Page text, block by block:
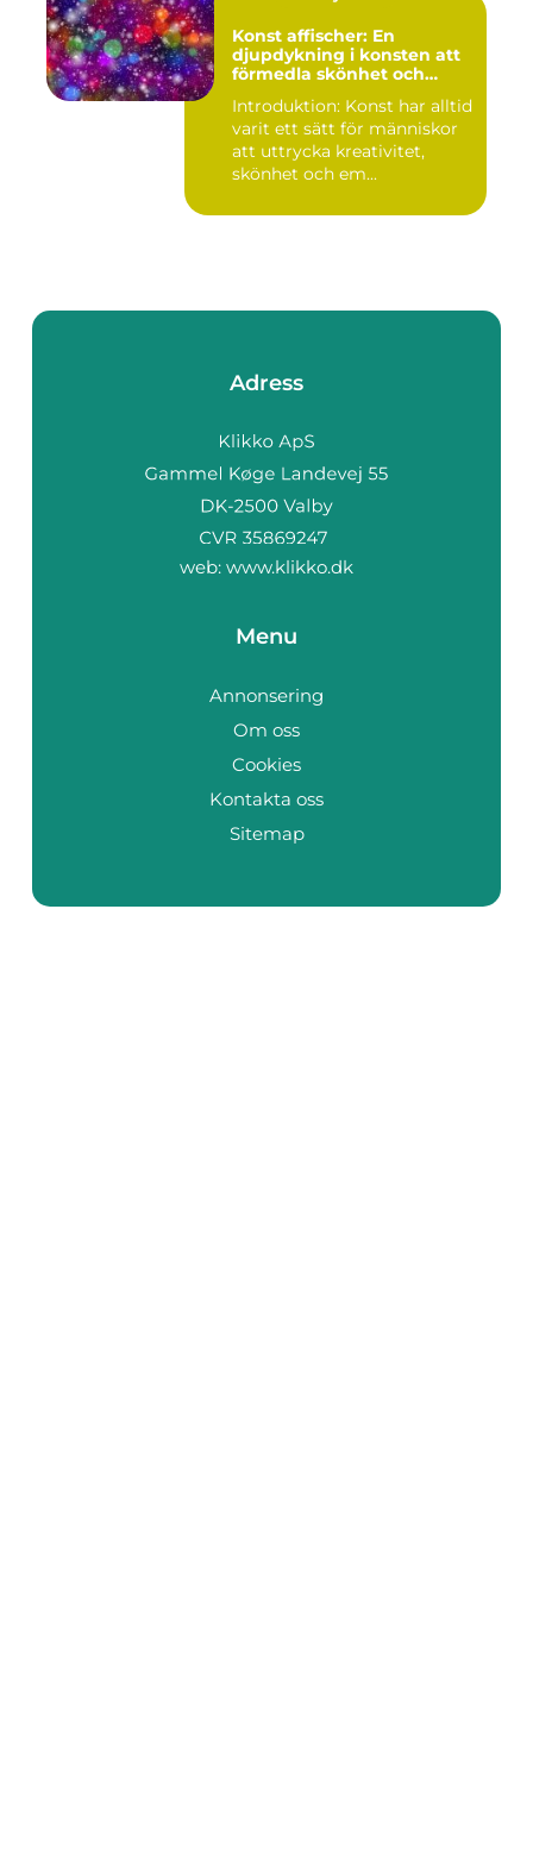
Konst affischer: En
djupdykning i konsten att
förmedla skönhet och
Introduktion: Konst har alltid
varit ett sätt för människor
att uttrycka kreativitet,
skönhet och em...
Adress
web: www.klikko.dk
Menu
Annonsering
Om oss
Cookies
Kontakta oss
Sitemap